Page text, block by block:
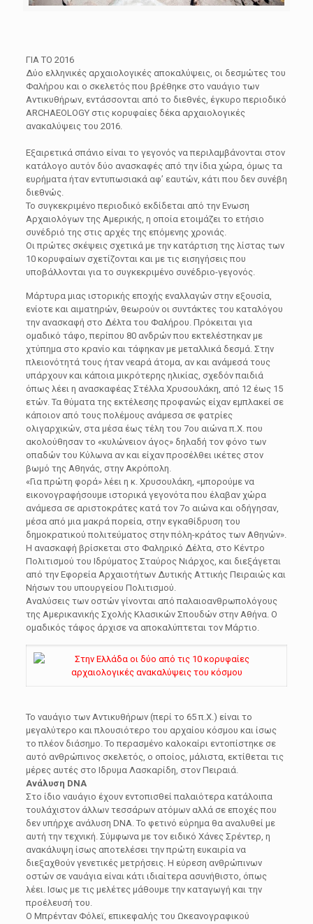
ΓΙΑ ΤΟ 2016
Δύο ελληνικές αρχαιολογικές αποκαλύψεις, οι δεσμώτες του
Φαλήρου και ο σκελετός που βρέθηκε στο ναυάγιο των
Αντικυθήρων, εντάσσονται από το διεθνές, έγκυρο περιοδικό
ARCHAEOLOGY στις κορυφαίες δέκα αρχαιολογικές
ανακαλύψεις του 2016.
Εξαιρετικά σπάνιο είναι το γεγονός να περιλαμβάνονται στον
κατάλογο αυτόν δύο ανασκαφές από την ίδια χώρα, όμως τα
ευρήματα ήταν εντυπωσιακά αφ’ εαυτών, κάτι που δεν συνέβη
διεθνώς.
Το συγκεκριμένο περιοδικό εκδίδεται από την Ενωση
Αρχαιολόγων της Αμερικής, η οποία ετοιμάζει το ετήσιο
συνέδριό της στις αρχές της επόμενης χρονιάς.
Οι πρώτες σκέψεις σχετικά με την κατάρτιση της λίστας των
10 κορυφαίων σχετίζονται και με τις εισηγήσεις που
υποβάλλονται για το συγκεκριμένο συνέδριο-γεγονός.
Μάρτυρα μιας ιστορικής εποχής εναλλαγών στην εξουσία,
ενίοτε και αιματηρών, θεωρούν οι συντάκτες του καταλόγου
την ανασκαφή στο Δέλτα του Φαλήρου. Πρόκειται για
ομαδικό τάφο, περίπου 80 ανδρών που εκτελέστηκαν με
χτύπημα στο κρανίο και τάφηκαν με μεταλλικά δεσμά. Στην
πλειονότητά τους ήταν νεαρά άτομα, αν και ανάμεσά τους
υπάρχουν και κάποια μικρότερης ηλικίας, σχεδόν παιδιά
όπως λέει η ανασκαφέας Στέλλα Χρυσουλάκη, από 12 έως 15
ετών. Τα θύματα της εκτέλεσης προφανώς είχαν εμπλακεί σε
κάποιον από τους πολέμους ανάμεσα σε φατρίες
ολιγαρχικών, στα μέσα έως τέλη του 7ου αιώνα π.Χ. που
ακολούθησαν το «κυλώνειον άγος» δηλαδή τον φόνο των
οπαδών του Κύλωνα αν και είχαν προσέλθει ικέτες στον
βωμό της Αθηνάς, στην Ακρόπολη.
«Για πρώτη φορά» λέει η κ. Χρυσουλάκη, «μπορούμε να
εικονογραφήσουμε ιστορικά γεγονότα που έλαβαν χώρα
ανάμεσα σε αριστοκράτες κατά τον 7ο αιώνα και οδήγησαν,
μέσα από μια μακρά πορεία, στην εγκαθίδρυση του
δημοκρατικού πολιτεύματος στην πόλη-κράτος των Αθηνών».
Η ανασκαφή βρίσκεται στο Φαληρικό Δέλτα, στο Κέντρο
Πολιτισμού του Ιδρύματος Σταύρος Νιάρχος, και διεξάγεται
από την Εφορεία Αρχαιοτήτων Δυτικής Αττικής Πειραιώς και
Νήσων του υπουργείου Πολιτισμού.
Αναλύσεις των οστών γίνονται από παλαιοανθρωπολόγους
της Αμερικανικής Σχολής Κλασικών Σπουδών στην Αθήνα. Ο
ομαδικός τάφος άρχισε να αποκαλύπτεται τον Μάρτιο.
Το ναυάγιο των Αντικυθήρων (περί το 65 π.Χ.) είναι το
μεγαλύτερο και πλουσιότερο του αρχαίου κόσμου και ίσως
το πλέον διάσημο. Το περασμένο καλοκαίρι εντοπίστηκε σε
αυτό ανθρώπινος σκελετός, ο οποίος, μάλιστα, εκτίθεται τις
μέρες αυτές στο Ιδρυμα Λασκαρίδη, στον Πειραιά.
Ανάλυση DNA
Στο ίδιο ναυάγιο έχουν εντοπισθεί παλαιότερα κατάλοιπα
τουλάχιστον άλλων τεσσάρων ατόμων αλλά σε εποχές που
δεν υπήρχε ανάλυση DNA. Το φετινό εύρημα θα αναλυθεί με
αυτή την τεχνική. Σύμφωνα με τον ειδικό Χάνες Σρέντερ, η
ανακάλυψη ίσως αποτελέσει την πρώτη ευκαιρία να
διεξαχθούν γενετικές μετρήσεις. Η εύρεση ανθρώπινων
οστών σε ναυάγια είναι κάτι ιδιαίτερα ασυνήθιστο, όπως
λέει. Ισως με τις μελέτες μάθουμε την καταγωγή και την
προέλευσή του.
Ο Μπρένταν Φόλεϊ, επικεφαλής του Ωκεανογραφικού